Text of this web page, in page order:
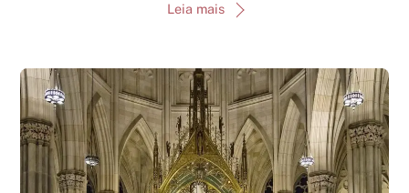
Leia mais